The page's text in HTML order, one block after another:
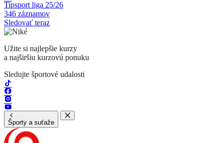
Tipsport liga 25/26
346 záznamov
Sledovať teraz
Užite si najlepšie kurzy
a najširšiu kurzovú ponuku
Sledujte športové udalosti
Športy a suťaže